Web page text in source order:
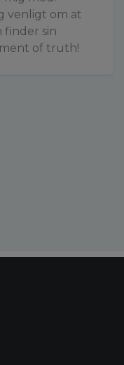
venligt om at
finder sin
of truth!